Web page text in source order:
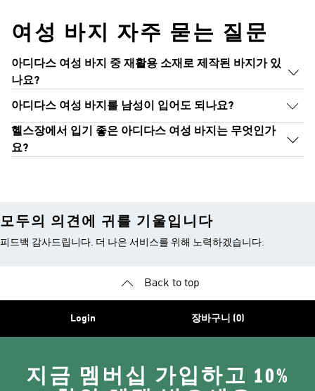
여성 바지 자주 묻는 질문
아디다스 여성 바지 중 재활용 소재로 제작된 바지가 있
나요?
아디다스 여성 바지를 남성이 입어도 되나요?
헬스장에서 입기 좋은 아디다스 여성 바지는 무엇인가
요?
모두의 의견에 귀를 기울입니다
피드백 감사드립니다. 더 나은 서비스를 위해 노력하겠습니다.
Back to top
Login 장바구니 (0)
지금 멤버십 가입하고 10%